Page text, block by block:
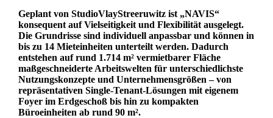
Geplant von StudioVlayStreeruwitz ist „NAVIS“
konsequent auf Vielseitigkeit und Flexibilität ausgelegt.
Die Grundrisse sind individuell anpassbar und können in
bis zu 14 Mieteinheiten unterteilt werden. Dadurch
entstehen auf rund 1.714 m² vermietbarer Fläche
maßgeschneiderte Arbeitswelten für unterschiedlichste
Nutzungskonzepte und Unternehmensgrößen – von
repräsentativen Single-Tenant-Lösungen mit eigenem
Foyer im Erdgeschoß bis hin zu kompakten
Büroeinheiten ab rund 90 m².